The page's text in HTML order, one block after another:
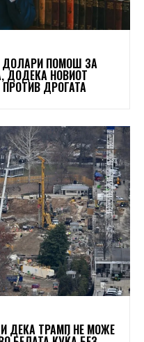
ДОЛАРИ ПОМОШ ЗА
ДОДЕКА НОВИОТ
ДРОГАТА
ДЕКА ТРАМП НЕ МОЖЕ